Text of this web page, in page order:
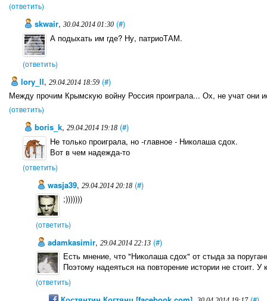
(ответить)
skwair, 30.04.2014 01:30 (#)
А подыхать им где? Ну, патриоТАМ.
(ответить)
lory_ll, 29.04.2014 18:59 (#)
Между прочим Крымскую войну Россия проиграла... Ох, не учат они
(ответить)
boris_k, 29.04.2014 19:18 (#)
Не только проиграла, но -главное - Николаша сдох.
Вот в чем надежда-то
(ответить)
wasja39,29.04.2014 20:18 (#)
;)))))))
(ответить)
adamkasimir,29.04.2014 22:13 (#)
Есть мнение, что "Николаша сдох" от стыда за
Поэтому надеяться на повторение истории не стоит. У
(ответить)